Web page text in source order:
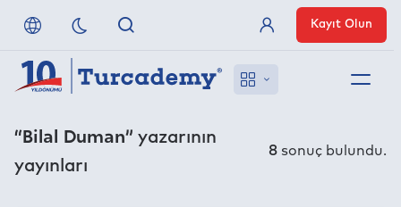
Referanslarımız
Üye Girişi
Kayıt Olun
“Bilal Duman” yazarının
yayınları
8 sonuç bulundu.